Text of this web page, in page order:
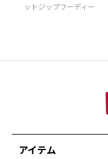
ットジップフーディー
アイテム